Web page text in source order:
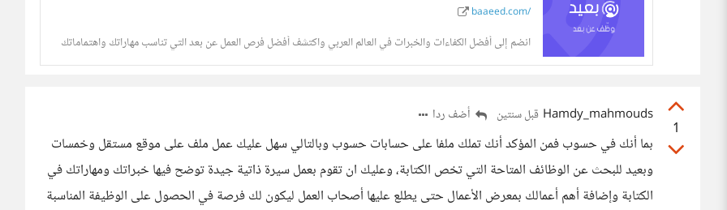
baaeed.com/
انضم إلى أفضل الكفاءات والخبرات في العالم العربي واكتشف أفضل فرص العمل عن بعد التي تناسب مهاراتك واهتماماتك
1
Hamdy_mahmouds قبل سنتين أضف ردا
بما أنك في حسوب فمن المؤكد أنك تملك ملفا على حسابات حسوب وبالتالي سهل عليك عمل ملف على موقع مستقل وخمسات
وبعيد للبحث عن الوظائف المتاحة التي تخص الكتابة، وعليك ان تقوم بعمل سيرة ذاتية جيدة توضح فيها خبراتك ومهاراتك في
الكتابة وإضافة أهم أعمالك بمعرض الأعمال حتى يطلع عليها أصحاب العمل ليكون لك فرصة في الحصول على الوظيفة المناسبة